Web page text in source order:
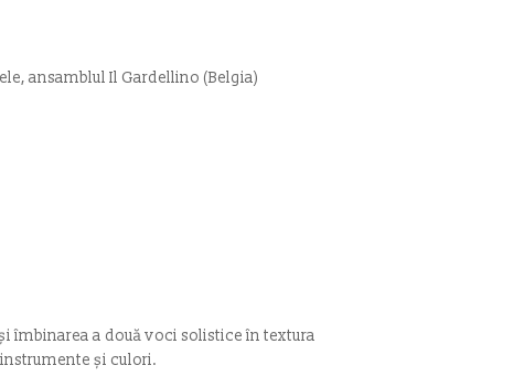
ansamblul Il Gardellino (Belgia)
îmbinarea a două voci solistice în textura
și culori.